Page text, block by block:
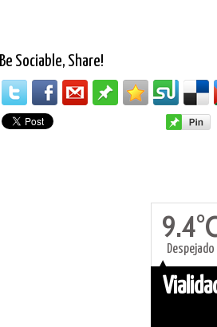
Be Sociable, Share!
Despejado